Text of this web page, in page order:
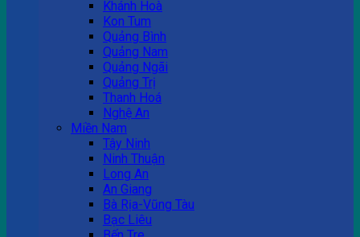
Khánh Hoà
Kon Tum
Quảng Bình
Quảng Nam
Quảng Ngãi
Quảng Trị
Thanh Hoá
Nghệ An
Miền Nam
Tây Ninh
Ninh Thuận
Long An
An Giang
Bà Rịa-Vũng Tàu
Bạc Liêu